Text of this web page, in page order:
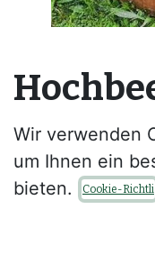
Hochbeet aus
Alle Größen
Wir verwenden
um Ihnen ein
bieten.
Cookie-Richtli